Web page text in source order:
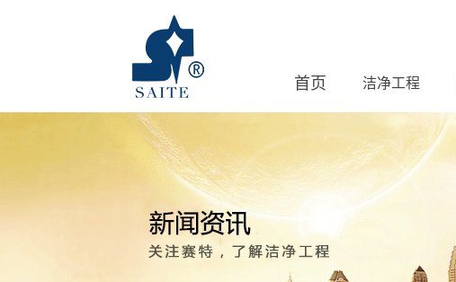
首页 洁净工程